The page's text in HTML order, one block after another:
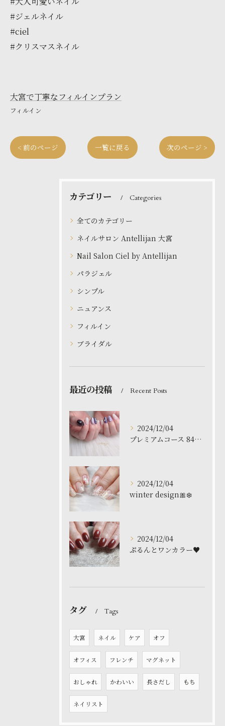
#ジェルネイル
#ciel
#クリスマスネイル
大宮で丁寧なフィルインプラン
フィルイン
< 前のページ 一覧に戻る 次のページ >
カテゴリー Categories
全てのカテゴリー
ネイルサロン Antellijan 大宮
Nail Salon Ciel by Antellijan
パラジェル
シンプル
ニュアンス
フィルイン
ブライダル
最近の投稿 Recent Posts
2024/12/04
プレミアムコース 8480円
2024/12/04
winter design🎀❄️
2024/12/04
ぷるんとワンカラー♥️
タグ Tags
大宮 ネイル ケア オフ
オフィス フレンチ マグネット
おしゃれ かわいい 長さだし もち
ネイリスト